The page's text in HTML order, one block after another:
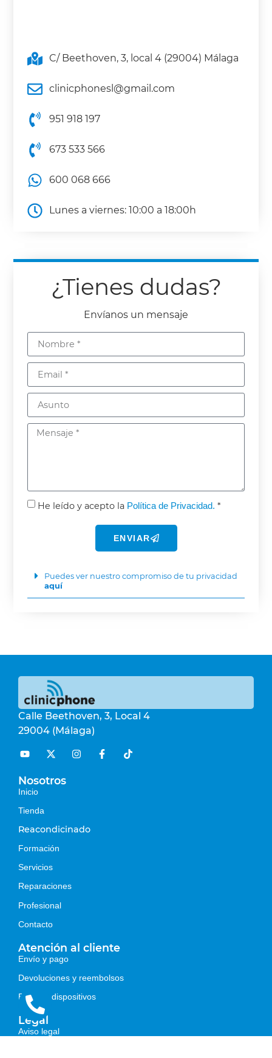
C/ Beethoven, 3, local 4 (29004) Málaga
clinicphonesl@gmail.com
951 918 197
673 533 566
600 068 666
Lunes a viernes: 10:00 a 18:00h
¿Tienes dudas?
Envíanos un mensaje
He leído y acepto la Política de Privacidad. *
ENVIAR
Puedes ver nuestro compromiso de tu privacidad
aquí
Calle Beethoven, 3, Local 4
29004 (Málaga)
Nosotros
Inicio
Tienda
Reacondicinado
Formación
Servicios
Reparaciones
Profesional
Contacto
Atención al cliente
Envío y pago
Devoluciones y reembolsos
Estados dispositivos
Legal
Aviso legal